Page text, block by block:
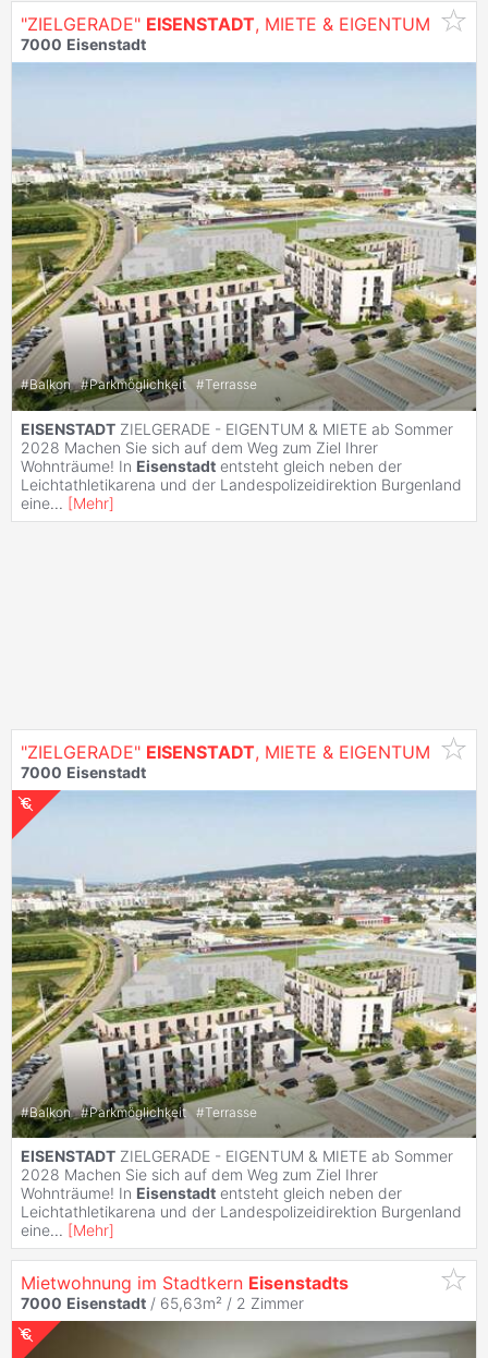
"ZIELGERADE" EISENSTADT, MIETE & EIGENTUM
7000 Eisenstadt
#Balkon #Parkmöglichkeit #Terrasse
EISENSTADT ZIELGERADE - EIGENTUM & MIETE ab Sommer
2028 Machen Sie sich auf dem Weg zum Ziel Ihrer
Wohnträume! In Eisenstadt entsteht gleich neben der
Leichtathletikarena und der Landespolizeidirektion Burgenland
eine... [Mehr]
"ZIELGERADE" EISENSTADT, MIETE & EIGENTUM
7000 Eisenstadt
#Balkon #Parkmöglichkeit #Terrasse
EISENSTADT ZIELGERADE - EIGENTUM & MIETE ab Sommer
2028 Machen Sie sich auf dem Weg zum Ziel Ihrer
Wohnträume! In Eisenstadt entsteht gleich neben der
Leichtathletikarena und der Landespolizeidirektion Burgenland
eine... [Mehr]
Mietwohnung im Stadtkern Eisenstadts
7000 Eisenstadt / 65,63m² / 2 Zimmer